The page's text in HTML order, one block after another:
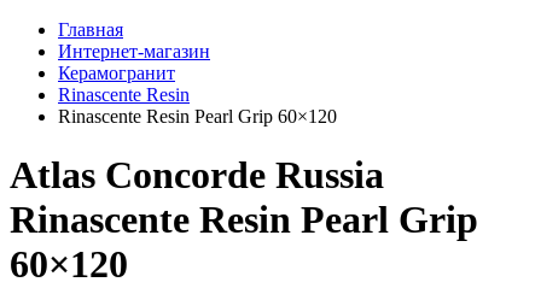
Главная
Интернет-магазин
Керамогранит
Rinascente Resin
Rinascente Resin Pearl Grip 60×120
Atlas Concorde Russia
Rinascente Resin Pearl Grip
60×120